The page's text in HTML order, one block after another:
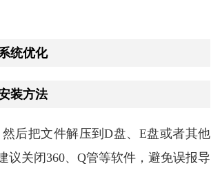
统优化
装方法
后把文件解压到D盘、E盘或者其他
议关闭360、Q管等软件，避免误报导